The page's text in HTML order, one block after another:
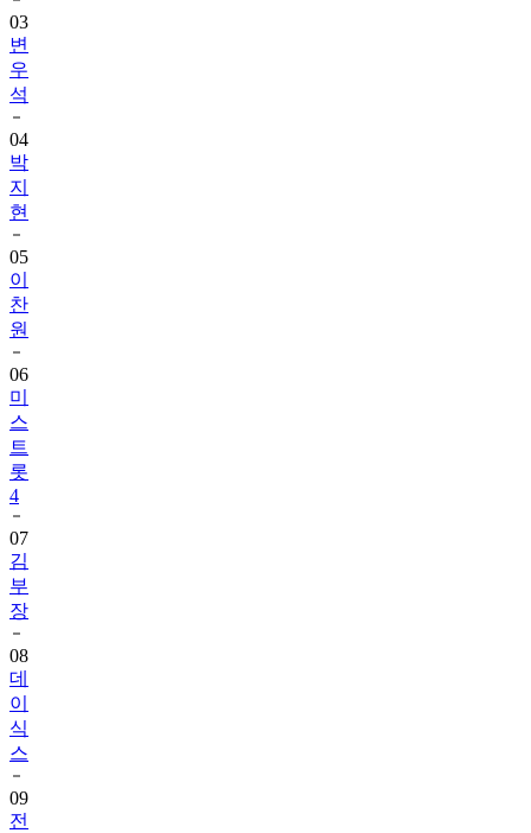
03
변
우
석
04
박
지
현
05
이
찬
원
06
미
스
트
롯
4
07
김
부
장
08
데
이
식
스
09
전